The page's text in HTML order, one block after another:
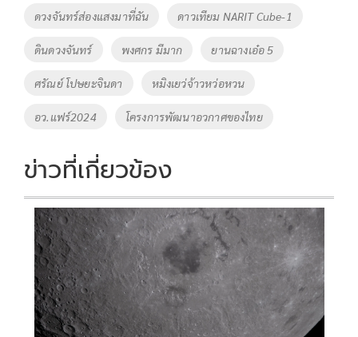
k k
ดวงจันทร์ส่องแสงมาที่ฉัน ดาวเทียม NARIT Cube-1
ดินดวงจันทร์ พงศกร มีมาก ยานฉางเอ๋อ 5
ศรัณย์ โปษยะจินดา หมิงเยว่จ้าวหว่อหวน
อว.แฟร์2024 โครงการพัฒนาอวกาศของไทย
ข่าวที่เกี่ยวข้อง